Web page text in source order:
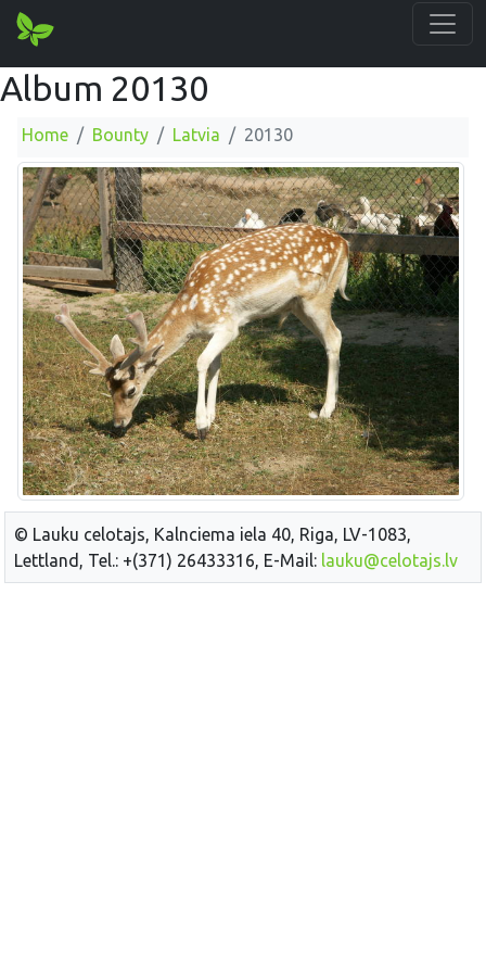
Album 20130
Home Bounty Latvia 20130
© Lauku celotajs, Kalnciema iela 40, Riga, LV-1083,
Lettland, Tel.: +(371) 26433316, E-Mail: lauku@celotajs.lv